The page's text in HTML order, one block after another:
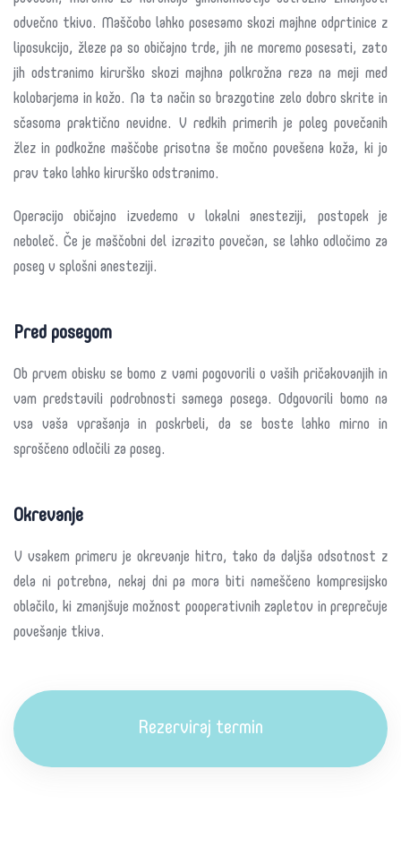
odvečno tkivo. Maščobo lahko posesamo skozi majhne odprtinice z
liposukcijo, žleze pa so običajno trde, jih ne moremo posesati, zato
jih odstranimo kirurško skozi majhna polkrožna reza na meji med
kolobarjema in kožo. Na ta način so brazgotine zelo dobro skrite in
sčasoma praktično nevidne. V redkih primerih je poleg povečanih
žlez in podkožne maščobe prisotna še močno povešena koža, ki jo
prav tako lahko kirurško odstranimo.
Operacijo običajno izvedemo v lokalni anesteziji, postopek je
neboleč. Če je maščobni del izrazito povečan, se lahko odločimo za
poseg v splošni anesteziji.
Pred posegom
Ob prvem obisku se bomo z vami pogovorili o vaših pričakovanjih in
vam predstavili podrobnosti samega posega. Odgovorili bomo na
vsa vaša vprašanja in poskrbeli, da se boste lahko mirno in
sproščeno odločili za poseg.
Okrevanje
V vsakem primeru je okrevanje hitro, tako da daljša odsotnost z
dela ni potrebna, nekaj dni pa mora biti nameščeno kompresijsko
oblačilo, ki zmanjšuje možnost pooperativnih zapletov in preprečuje
povešanje tkiva.
Rezerviraj termin